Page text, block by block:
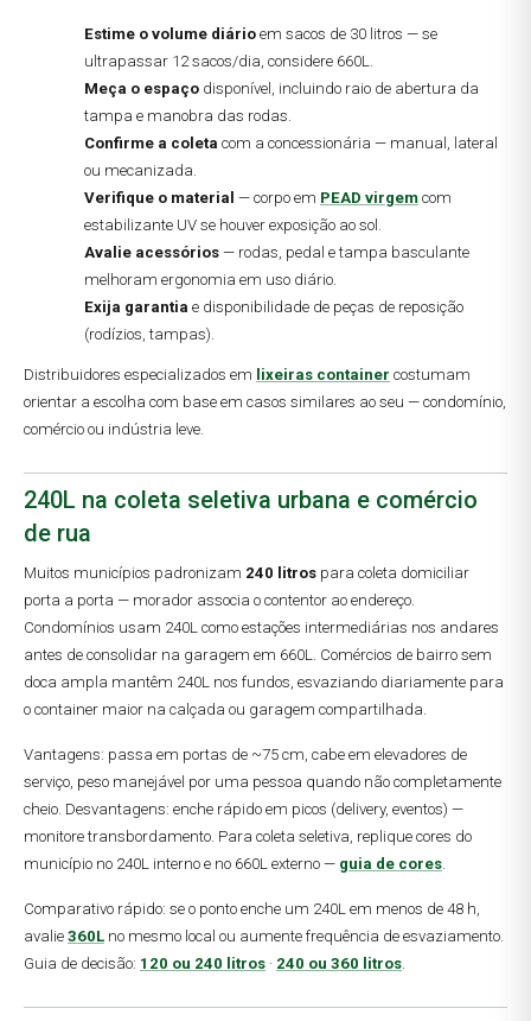
Estime o volume diário em sacos de 30 litros — se
ultrapassar 12 sacos/dia, considere 660L.
Meça o espaço disponível, incluindo raio de abertura da
tampa e manobra das rodas.
Confirme a coleta com a concessionária — manual, lateral
ou mecanizada.
Verifique o material — corpo em PEAD virgem com
estabilizante UV se houver exposição ao sol.
Avalie acessórios — rodas, pedal e tampa basculante
melhoram ergonomia em uso diário.
Exija garantia e disponibilidade de peças de reposição
(rodízios, tampas).
Distribuidores especializados em lixeiras container costumam
orientar a escolha com base em casos similares ao seu — condomínio,
comércio ou indústria leve.
240L na coleta seletiva urbana e comércio
de rua
Muitos municípios padronizam 240 litros para coleta domiciliar
porta a porta — morador associa o contentor ao endereço.
Condomínios usam 240L como estações intermediárias nos andares
antes de consolidar na garagem em 660L. Comércios de bairro sem
doca ampla mantêm 240L nos fundos, esvaziando diariamente para
o container maior na calçada ou garagem compartilhada.
Vantagens: passa em portas de ~75 cm, cabe em elevadores de
serviço, peso manejável por uma pessoa quando não completamente
cheio. Desvantagens: enche rápido em picos (delivery, eventos) —
monitore transbordamento. Para coleta seletiva, replique cores do
município no 240L interno e no 660L externo — guia de cores.
Comparativo rápido: se o ponto enche um 240L em menos de 48 h,
avalie 360L no mesmo local ou aumente frequência de esvaziamento.
Guia de decisão: 120 ou 240 litros · 240 ou 360 litros.